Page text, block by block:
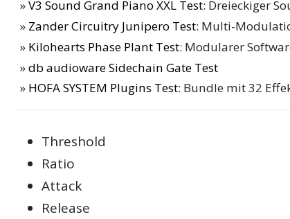
V3 Sound Grand Piano XXL Test: Dreieckiger
Zander Circuitry Junipero Test: Multi-
Kilohearts Phase Plant Test: Modularer
db audioware Sidechain Gate Test
HOFA SYSTEM Plugins Test: Bundle mit 32
Threshold
Ratio
Attack
Release